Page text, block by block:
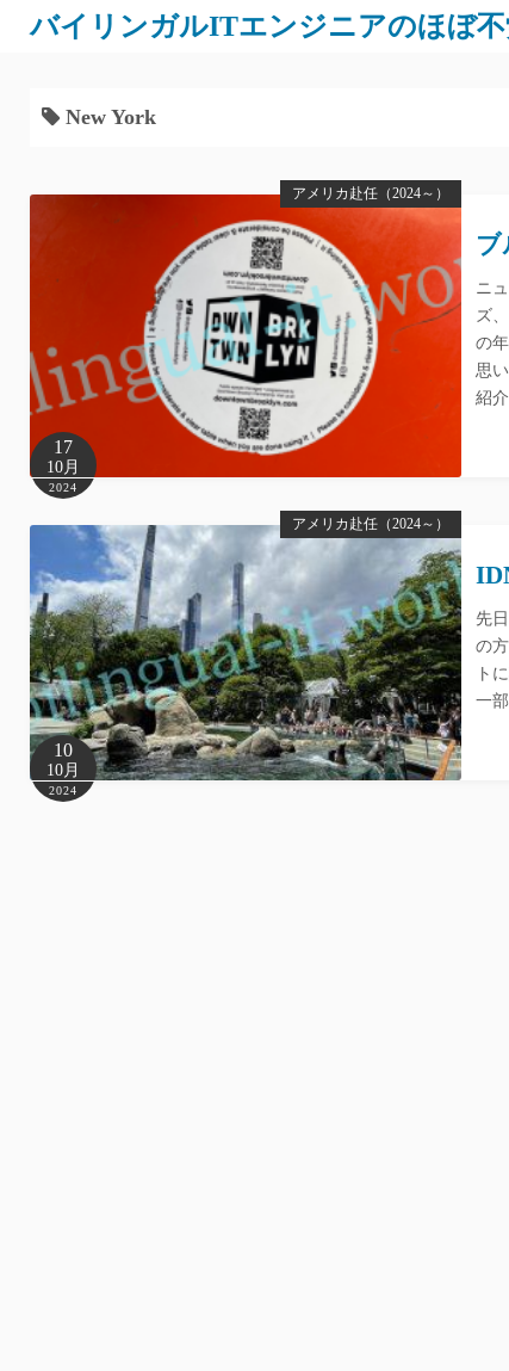
バイリンガルITエンジニアのほぼ
New York
アメリカ赴任（2024～）
17
10月
2024
ブ
ニ
ズ
の
思
紹
アメリカ赴任（2024～）
10
10月
2024
先
の
ト
一